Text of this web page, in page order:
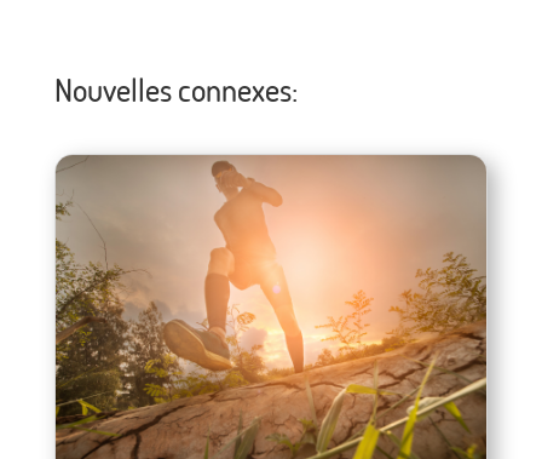
Nouvelles connexes: